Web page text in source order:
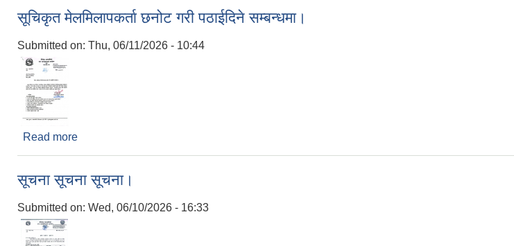
सूचिकृत मेलमिलापकर्ता छनोट गरी पठाईदिने सम्बन्धमा।
Submitted on: Thu, 06/11/2026 - 10:44
Read more
सूचना सूचना सूचना।
Submitted on: Wed, 06/10/2026 - 16:33